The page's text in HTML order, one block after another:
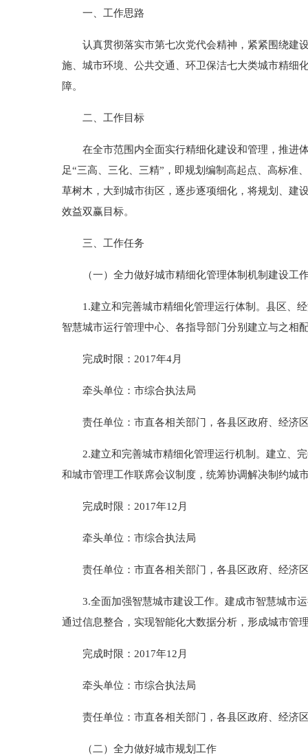
一、工作思路
认真贯彻落实市第七次党代会精神，紧紧围绕建设
施、城市环境、公共交通、环卫保洁七大类城市精细
障。
二、工作目标
在全市范围内全面实行精细化建设和管理，推进体
足“三高、三化、三精”，即规划编制高起点、高标准
草树木，大到城市街区，逐步逐项细化，将规划、建
效益双赢目标。
三、工作任务
（一）全力做好城市精细化管理体制机制建设工
1.建立和完善城市精细化管理运行体制。县区、经
智慧城市运行管理中心、各指导部门分别建立与之相
完成时限：2017年4月
牵头单位：市综合执法局
责任单位：市直各相关部门，各县区政府、经济
2.建立和完善城市精细化管理运行机制。建立、完
和城市管理工作联席会议制度，统筹协调解决制约城
完成时限：2017年12月
牵头单位：市综合执法局
责任单位：市直各相关部门，各县区政府、经济
3.全面加强智慧城市建设工作。建成市智慧城市运
通过信息整合，实现智能化大数据分析，形成城市管
完成时限：2017年12月
牵头单位：市综合执法局
责任单位：市直各相关部门，各县区政府、经济
（二）全力做好城市规划工作